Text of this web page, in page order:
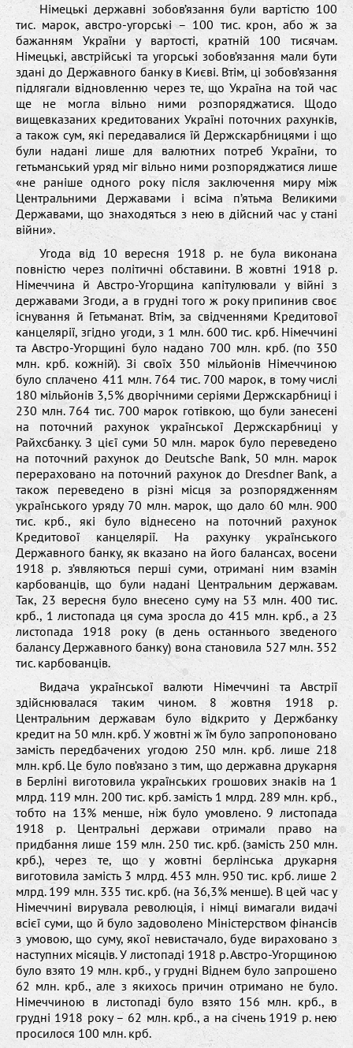
Німецькі державні зобов’язання були вартістю 100
тис. марок, австро-угорські – 100 тис. крон, або ж за
бажанням України у вартості, кратній 100 тисячам.
Німецькі, австрійські та угорські зобов’язання мали бути
здані до Державного банку в Києві. Втім, ці зобов’язання
підлягали відновленню через те, що Україна на той час
ще не могла вільно ними розпоряджатися. Щодо
вищевказаних кредитованих Україні поточних рахунків,
а також сум, які передавалися їй Держскарбницями і що
були надані лише для валютних потреб України, то
гетьманський уряд міг вільно ними розпоряджатися лише
«не раніше одного року після заключення миру між
Центральними Державами і всіма п’ятьма Великими
Державами, що знаходяться з нею в дійсний час у стані
війни».
Угода від 10 вересня 1918 р. не була виконана
повністю через політичні обставини. В жовтні 1918 р.
Німеччина й Австро-Угорщина капітулювали у війні з
державами Згоди, а в грудні того ж року припинив своє
існування й Гетьманат. Втім, за свідченнями Кредитової
канцелярії, згідно угоди, з 1 млн. 600 тис. крб. Німеччині
та Австро-Угорщині було надано 700 млн. крб. (по 350
млн. крб. кожній). Зі своїх 350 мільйонів Німеччиною
було сплачено 411 млн. 764 тис. 700 марок, в тому числі
180 мільйонів 3,5% дворічними серіями Держскарбниці і
230 млн. 764 тис. 700 марок готівкою, що були занесені
на поточний рахунок української Держскарбниці у
Райхсбанку. З цієї суми 50 млн. марок було переведено
на поточний рахунок до Deutsche Bank, 50 млн. марок
перераховано на поточний рахунок до Dresdner Bank, а
також переведено в різні місця за розпорядженням
українського уряду 70 млн. марок, що дало 60 млн. 900
тис. крб., які було віднесено на поточний рахунок
Кредитової канцелярії. На рахунку українського
Державного банку, як вказано на його балансах, восени
1918 р. з’являються перші суми, отримані ним взамін
карбованців, що були надані Центральним державам.
Так, 23 вересня було внесено суму на 53 млн. 400 тис.
крб., 1 листопада ця сума зросла до 415 млн. крб., а 23
листопада 1918 року (в день останнього зведеного
балансу Державного банку) вона становила 527 млн. 352
тис. карбованців.
Видача української валюти Німеччині та Австрії
здійснювалася таким чином. 8 жовтня 1918 р.
Центральним державам було відкрито у Держбанку
кредит на 50 млн. крб. У жовтні ж їм було запропоновано
замість передбачених угодою 250 млн. крб. лише 218
млн. крб. Це було пов’язано з тим, що державна друкарня
в Берліні виготовила українських грошових знаків на 1
млрд. 119 млн. 200 тис. крб. замість 1 млрд. 289 млн. крб.,
тобто на 13% менше, ніж було умовлено. 9 листопада
1918 р. Центральні держави отримали право на
придбання лише 159 млн. 250 тис. крб. (замість 250 млн.
крб.), через те, що у жовтні берлінська друкарня
виготовила замість 3 млрд. 453 млн. 950 тис. крб. лише 2
млрд. 199 млн. 335 тис. крб. (на 36,3% менше). В цей час у
Німеччині вирувала революція, і німці вимагали видачі
всієї суми, що й було задоволено Міністерством фінансів
з умовою, що суму, якої невистачало, буде вираховано з
наступних місяців. У листопаді 1918 р. Австро-Угорщиною
було взято 19 млн. крб., у грудні Віднем було запрошено
62 млн. крб., але з якихось причин отримано не було.
Німеччиною в листопаді було взято 156 млн. крб., в
грудні 1918 року – 62 млн. крб., а на січень 1919 р. нею
просилося 100 млн. крб.